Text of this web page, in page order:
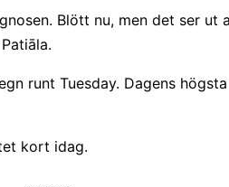
Blött nu, men det ser ut
runt Tuesday. Dagens
kort idag.